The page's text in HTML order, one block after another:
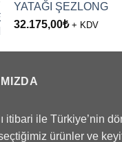
YATAĞI ŞEZLONG
32.175,00₺ + KDV
itibari ile Türkiye’nin
ürünler ve